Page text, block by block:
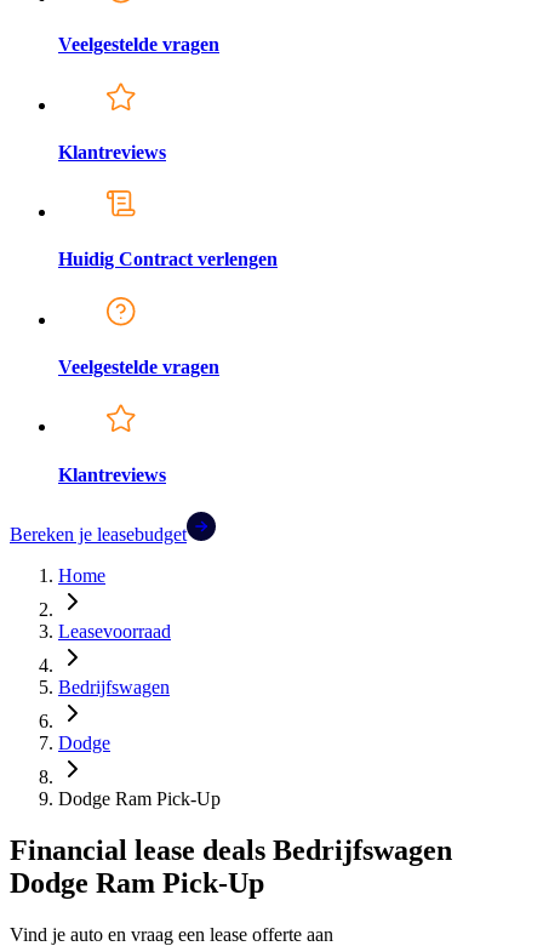
Veelgestelde vragen
Klantreviews
Huidig Contract verlengen
Veelgestelde vragen
Klantreviews
Bereken je leasebudget
Home
Leasevoorraad
Bedrijfswagen
Dodge
Dodge Ram Pick-Up
Financial lease deals Bedrijfswagen
Dodge Ram Pick-Up
Vind je auto en vraag een lease offerte aan